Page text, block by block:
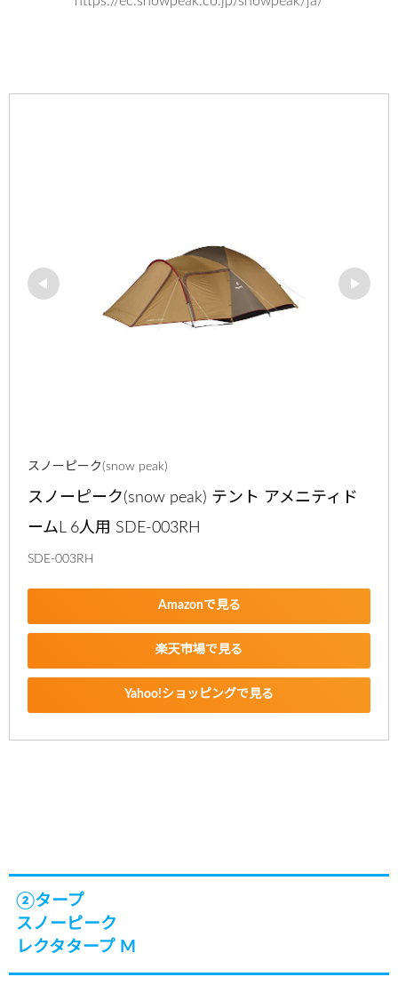
スノーピーク(snow peak)
スノーピーク(snow peak) テント アメニティド
ームL 6人用 SDE-003RH
SDE-003RH
Amazonで見る
楽天市場で見る
Yahoo!ショッピングで見る
②タープ
スノーピーク
レクタタープ M